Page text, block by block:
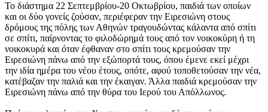
Το διάστημα 22 Σεπτεμβρίου-20 Οκτωβρίου, παιδιά των οποίων
και οι δύο γονείς ζούσαν, περιέφεραν την Ειρεσιώνη στους
δρόμους της πόλης των Αθηνών τραγουδώντας κάλαντα από σπίτι
σε σπίτι, παίρνοντας το φιλοδώρημά τους από τον νοικοκύρη ή τη
νοικοκυρά και όταν έφθαναν στο σπίτι τους κρεμούσαν την
Ειρεσιώνη πάνω από την εξώπορτά τους, όπου έμενε εκεί μέχρι
την ιδία ημέρα του νέου έτους, οπότε, αφού τοποθετούσαν την νέα,
κατέβαζαν την παλιά και την έκαιγαν. Άλλα παιδιά κρεμούσαν την
Ειρεσιώνη πάνω από την θύρα του Ιερού του Απόλλωνος.